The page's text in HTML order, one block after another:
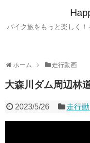
バイク旅をもっと楽しく
ホーム 走行動画
大森川ダム周辺林
2023/5/26 走行